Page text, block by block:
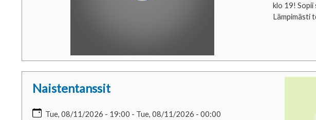
klo 19! Sopii
Lämpimästi
Naistentanssit
Tue, 08/11/2026 - 19:00 - Tue, 08/11/2026 - 00:00